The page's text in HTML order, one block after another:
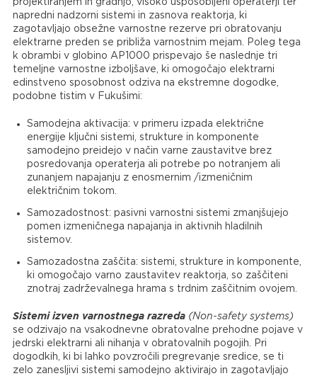
projektiranjem in gradnjo, visoko usposobljeni operaterji ter
napredni nadzorni sistemi in zasnova reaktorja, ki
zagotavljajo obsežne varnostne rezerve pri obratovanju
elektrarne preden se približa varnostnim mejam. Poleg tega
k obrambi v globino AP1000 prispevajo še naslednje tri
temeljne varnostne izboljšave, ki omogočajo elektrarni
edinstveno sposobnost odziva na ekstremne dogodke,
podobne tistim v Fukušimi:
Samodejna aktivacija: v primeru izpada električne
energije ključni sistemi, strukture in komponente
samodejno preidejo v način varne zaustavitve brez
posredovanja operaterja ali potrebe po notranjem ali
zunanjem napajanju z enosmernim /izmeničnim
električnim tokom.
Samozadostnost: pasivni varnostni sistemi zmanjšujejo
pomen izmeničnega napajanja in aktivnih hladilnih
sistemov.
Samozadostna zaščita: sistemi, strukture in komponente,
ki omogočajo varno zaustavitev reaktorja, so zaščiteni
znotraj zadrževalnega hrama s trdnim zaščitnim ovojem.
Sistemi izven varnostnega razreda(Non-safety systems)
se odzivajo na vsakodnevne obratovalne prehodne pojave v
jedrski elektrarni ali nihanja v obratovalnih pogojih. Pri
dogodkih, ki bi lahko povzročili pregrevanje sredice, se ti
zelo zanesljivi sistemi samodejno aktivirajo in zagotavljajo